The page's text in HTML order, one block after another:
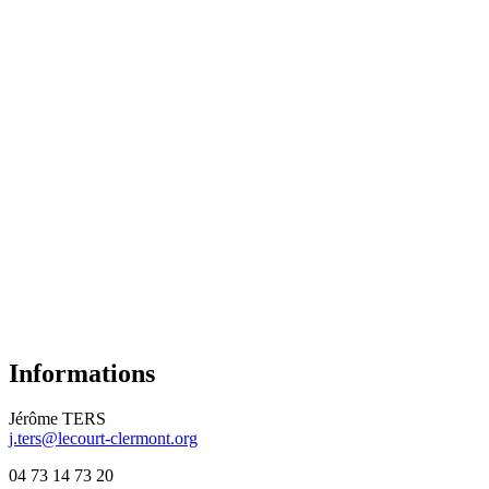
Informations
Jérôme TERS
j.ters@lecourt-clermont.org
04 73 14 73 20